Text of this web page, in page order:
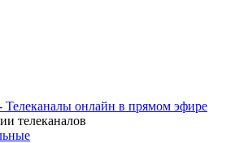
Телеканалы онлайн в прямом эфире
телеканалов